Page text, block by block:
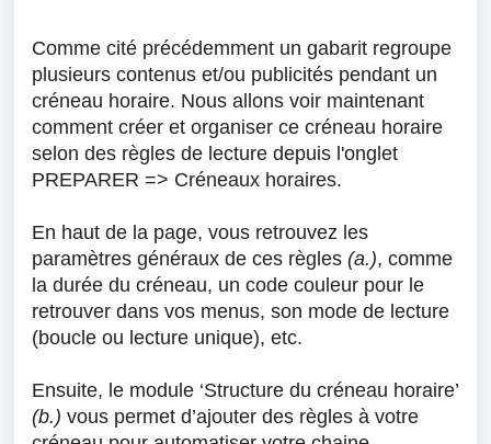
Comme cité précédemment un gabarit regroupe
plusieurs contenus et/ou publicités pendant un
créneau horaire. Nous allons voir maintenant
comment créer et organiser ce créneau horaire
selon des règles de lecture depuis l'onglet
PREPARER => Créneaux horaires.
En haut de la page, vous retrouvez les
paramètres généraux de ces règles (a.), comme
la durée du créneau, un code couleur pour le
retrouver dans vos menus, son mode de lecture
(boucle ou lecture unique), etc.
Ensuite, le module ‘Structure du créneau horaire’
(b.) vous permet d’ajouter des règles à votre